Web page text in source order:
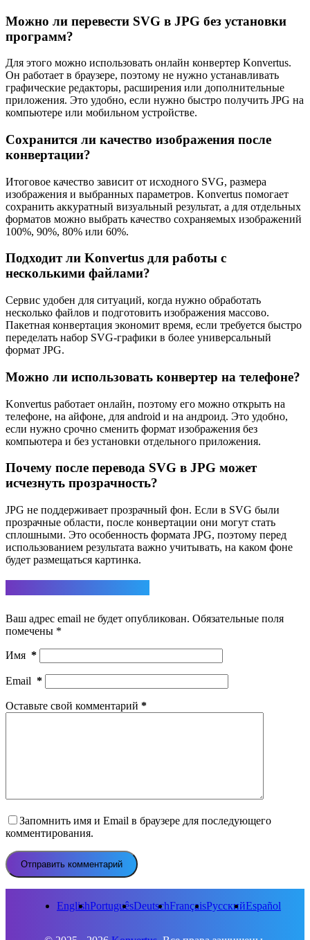
Можно ли перевести SVG в JPG без установки
программ?
Для этого можно использовать онлайн конвертер Konvertus.
Он работает в браузере, поэтому не нужно устанавливать
графические редакторы, расширения или дополнительные
приложения. Это удобно, если нужно быстро получить JPG на
компьютере или мобильном устройстве.
Сохранится ли качество изображения после
конвертации?
Итоговое качество зависит от исходного SVG, размера
изображения и выбранных параметров. Konvertus помогает
сохранить аккуратный визуальный результат, а для отдельных
форматов можно выбрать качество сохраняемых изображений
100%, 90%, 80% или 60%.
Подходит ли Konvertus для работы с
несколькими файлами?
Сервис удобен для ситуаций, когда нужно обработать
несколько файлов и подготовить изображения массово.
Пакетная конвертация экономит время, если требуется быстро
переделать набор SVG-графики в более универсальный
формат JPG.
Можно ли использовать конвертер на телефоне?
Konvertus работает онлайн, поэтому его можно открыть на
телефоне, на айфоне, для android и на андроид. Это удобно,
если нужно срочно сменить формат изображения без
компьютера и без установки отдельного приложения.
Почему после перевода SVG в JPG может
исчезнуть прозрачность?
JPG не поддерживает прозрачный фон. Если в SVG были
прозрачные области, после конвертации они могут стать
сплошными. Это особенность формата JPG, поэтому перед
использованием результата важно учитывать, на каком фоне
будет размещаться картинка.
Ваш адрес email не будет опубликован. Обязательные поля
помечены *
Имя *
Email *
Оставьте свой комментарий *
Запомнить имя и Email в браузере для последующего
комментирования.
Отправить комментарий
EnglishPortuguêsDeutschFrançaisРусскийEspañol